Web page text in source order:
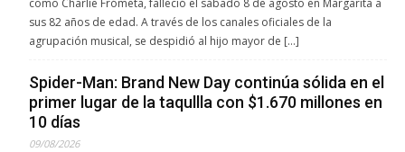
como Charlie Frómeta, falleció el sábado 8 de agosto en Margarita a
sus 82 años de edad. A través de los canales oficiales de la
agrupación musical, se despidió al hijo mayor de […]
Spider-Man: Brand New Day continúa sólida en el
primer lugar de la taqullla con $1.670 millones en
10 días
09/08/2026